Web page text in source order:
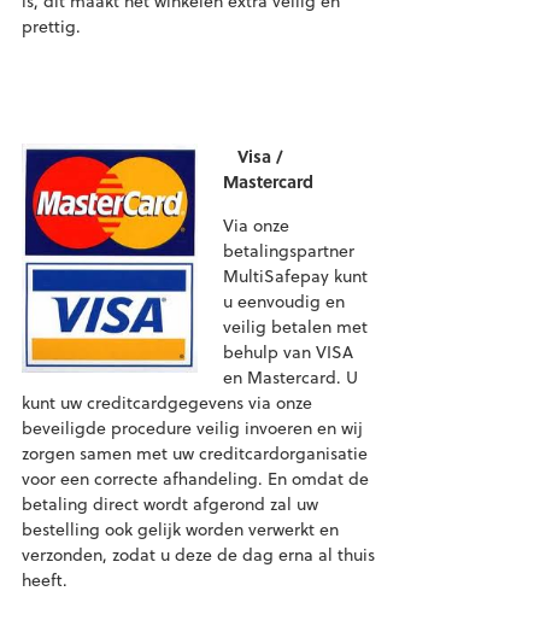
prettig.
Visa /
Mastercard
Via onze
betalingspartner
MultiSafepay kunt
u eenvoudig en
veilig betalen met
behulp van VISA
en Mastercard. U
kunt uw creditcardgegevens via onze
beveiligde procedure veilig invoeren en wij
zorgen samen met uw creditcardorganisatie
voor een correcte afhandeling. En omdat de
betaling direct wordt afgerond zal uw
bestelling ook gelijk worden verwerkt en
verzonden, zodat u deze de dag erna al thuis
heeft.